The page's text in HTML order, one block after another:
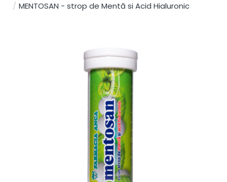
MENTOSAN - strop de Mentă si Acid Hialuronic